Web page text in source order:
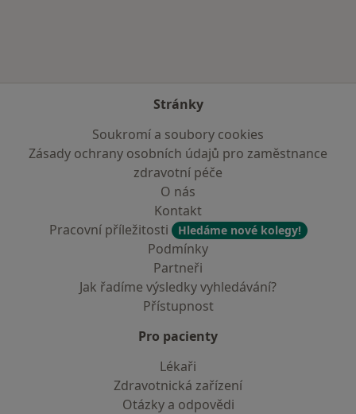
Stránky
Soukromí a soubory cookies
Zásady ochrany osobních údajů pro zaměstnance
zdravotní péče
O nás
Kontakt
Pracovní příležitosti
Hledáme nové kolegy!
Podmínky
Partneři
Jak řadíme výsledky vyhledávání?
Přístupnost
Pro pacienty
Lékaři
Zdravotnická zařízení
Otázky a odpovědi